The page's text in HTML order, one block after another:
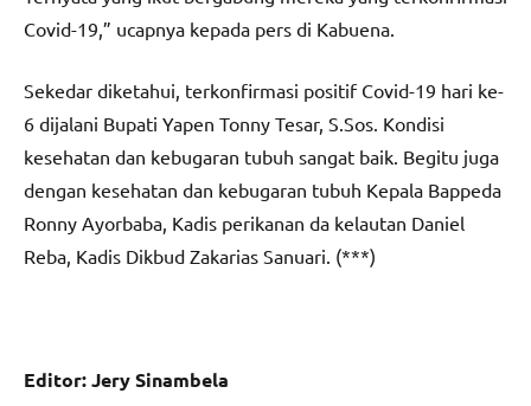
Covid-19,” ucapnya kepada pers di Kabuena.
Sekedar diketahui, terkonfirmasi positif Covid-19 hari ke-
6 dijalani Bupati Yapen Tonny Tesar, S.Sos. Kondisi
kesehatan dan kebugaran tubuh sangat baik. Begitu juga
dengan kesehatan dan kebugaran tubuh Kepala Bappeda
Ronny Ayorbaba, Kadis perikanan da kelautan Daniel
Reba, Kadis Dikbud Zakarias Sanuari. (***)
Editor: Jery Sinambela